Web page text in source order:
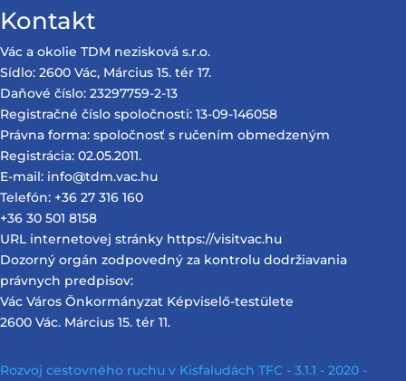
Kontakt
Vác a okolie TDM nezisková s.r.o.
Sídlo: 2600 Vác, Március 15. tér 17.
Daňové číslo: 23297759-2-13
Registračné číslo spoločnosti: 13-09-146058
Právna forma: spoločnosť s ručením obmedzeným
Registrácia: 02.05.2011.
E-mail: info@tdm.vac.hu
Telefón: +36 27 316 160
+36 30 501 8158
URL internetovej stránky https://visitvac.hu
Dozorný orgán zodpovedný za kontrolu dodržiavania
právnych predpisov:
Vác Város Önkormányzat Képviselő-testülete
2600 Vác. Március 15. tér 11.
Rozvoj cestovného ruchu v Kisfaludách TFC - 3.1.1 - 2020 -